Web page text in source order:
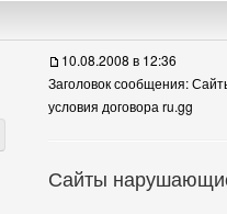
профиль
10.08.2008 в 12:36
Заголовок сообщения:
условия договора ru.gg
Сайты